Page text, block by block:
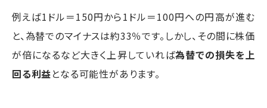
例えば1ドル＝150円から1ドル＝100円への円高が進む
と、為替でのマイナスは約33％です。しかし、その間に株価
が倍になるなど大きく上昇していれば為替での損失を上
回る利益となる可能性があります。